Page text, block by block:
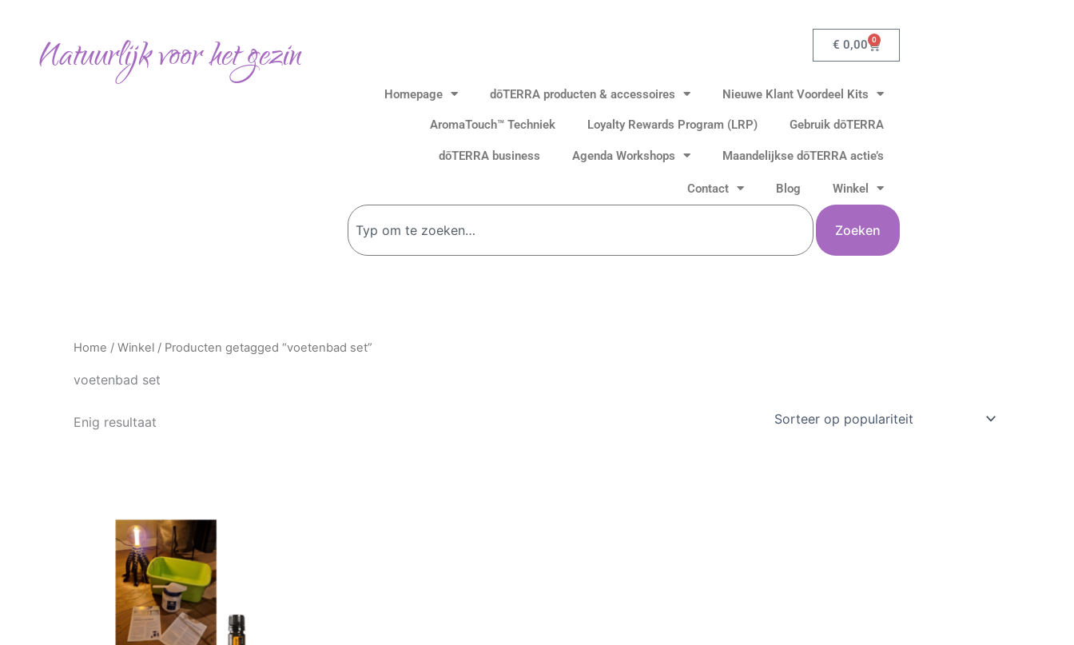
Natuurlijk voor het gezin € 0,00 0
Winkelwagen
Homepage dōTERRA producten & accessoires Nieuwe Klant Voordeel Kits
AromaTouch™ Techniek Loyalty Rewards Program (LRP) Gebruik dōTERRA
dōTERRA business Agenda Workshops Maandelijkse dōTERRA actie’s
Contact Blog Winkel
Zoeken
Zoeken
Home / Winkel / Producten getagged “voetenbad set”
voetenbad set
Enig resultaat